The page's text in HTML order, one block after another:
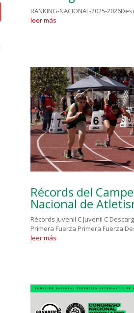
RANKING-NACIONAL-2025-
leer más
Récords del
Nacional de
Récords Juvenil C Juvenil C
Primera Fuerza Primera Fuerza
leer más